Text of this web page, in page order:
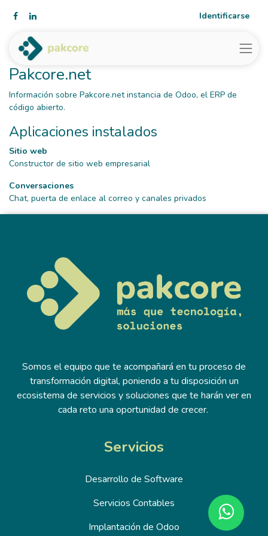
Identificarse
Pakcore.net
Información sobre Pakcore.net instancia de Odoo, el ERP de
código abierto.
Aplicaciones instalados
Sitio web
Constructor de sitio web empresarial
Conversaciones
Chat, puerta de enlace al correo y canales privados
Somos el equipo que te acompañará en tu proceso de
transformación digital, poniendo a tu disposición un
ecosistema de servicios y soluciones que te harán ver en
cada reto una oportunidad de crecer.
Servicios
Desarrollo de Software
Servicios Contables
Implantación de Odoo